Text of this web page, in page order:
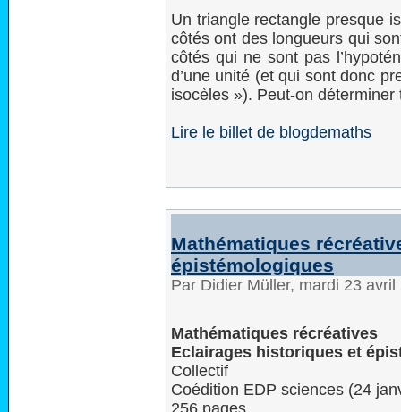
Un triangle rectangle presque
côtés ont des longueurs qui
côtés qui ne sont pas
d’une unité (et qui sont donc
isocèles »). Peut-on déterminer
Lire le billet de blogdemaths
Mathématiques
épistémologiques
Par Didier Müller, mardi 23
Mathématiques récréatives
Eclairages historiques et
Collectif
Coédition EDP sciences (24
256 pages